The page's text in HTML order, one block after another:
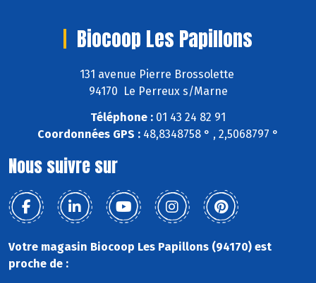
Biocoop Les Papillons
131 avenue Pierre Brossolette
94170 Le Perreux s/Marne
Téléphone : 01 43 24 82 91
Coordonnées GPS : 48,8348758 ° , 2,5068797 °
Nous suivre sur
Votre magasin Biocoop Les Papillons (94170) est
proche de :